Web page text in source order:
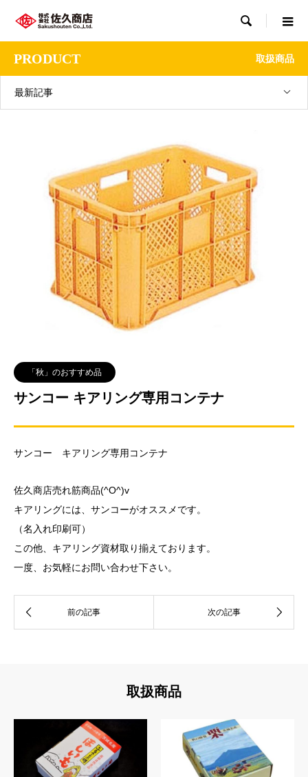

PRODUCT 取扱商品
最新記事
「秋」のおすすめ品
サンコー キアリング専用コンテナ
サンコー キアリング専用コンテナ
佐久商店売れ筋商品(^O^)v
キアリングには、サンコーがオススメです。
（名入れ印刷可）
この他、キアリング資材取り揃えております。
一度、お気軽にお問い合わせ下さい。
取扱商品